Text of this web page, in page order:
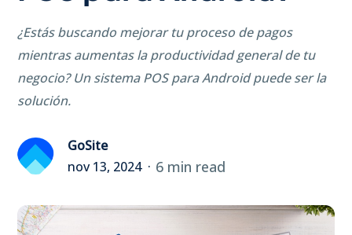
¿Estás buscando mejorar tu proceso de pagos
mientras aumentas la productividad general de tu
negocio? Un sistema POS para Android puede ser la
solución.
GoSite
nov 13, 2024
6 min read